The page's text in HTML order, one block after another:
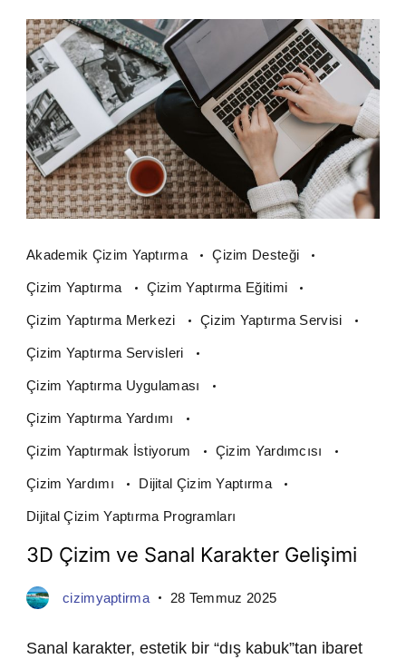
Akademik Çizim Yaptırma Çizim Desteği
Çizim Yaptırma Çizim Yaptırma Eğitimi
Çizim Yaptırma Merkezi Çizim Yaptırma Servisi
Çizim Yaptırma Servisleri
Çizim Yaptırma Uygulaması
Çizim Yaptırma Yardımı
Çizim Yaptırmak İstiyorum Çizim Yardımcısı
Çizim Yardımı Dijital Çizim Yaptırma
Dijital Çizim Yaptırma Programları
3D Çizim ve Sanal Karakter Gelişimi
cizimyaptirma 28 Temmuz 2025
Sanal karakter, estetik bir “dış kabuk”tan ibaret